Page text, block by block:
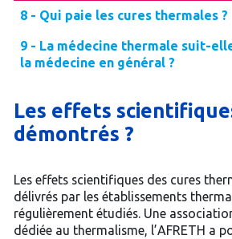
8 - Qui paie les cures thermales ?
9 - La médecine thermale suit-
la médecine en général ?
Les effets
démontrés ?
Les effets scientifiques des cures
délivrés par les établissements
régulièrement étudiés. Une
dédiée au thermalisme, l’AFRETH a